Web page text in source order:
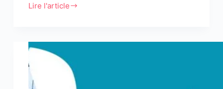
Lire l'article
Le
une
dédiée